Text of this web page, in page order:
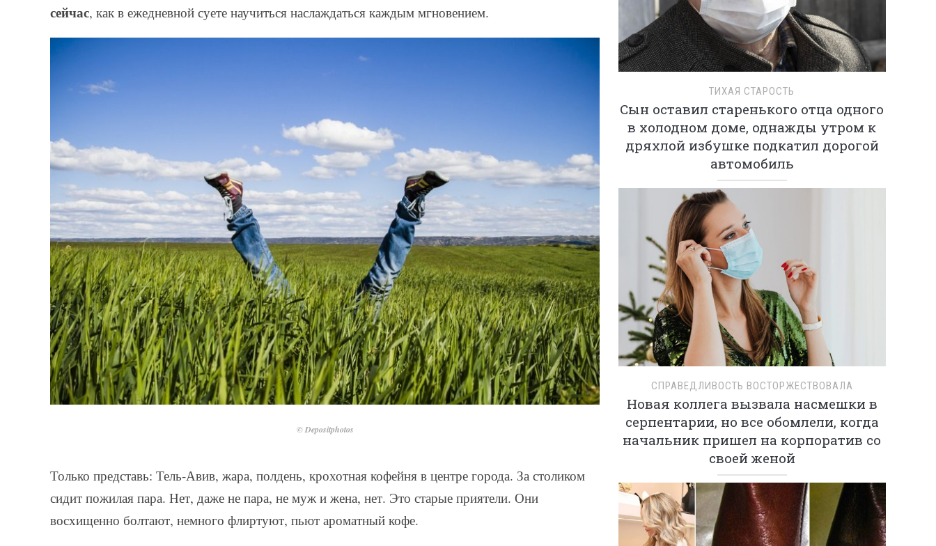
сейчас, как в ежедневной суете научиться наслаждаться каждым мгновением.
© Depositphotos
Только представь: Тель-Авив, жара, полдень, крохотная кофейня в центре города. За столиком
сидит пожилая пара. Нет, даже не пара, не муж и жена, нет. Это старые приятели. Они
восхищенно болтают, немного флиртуют, пьют ароматный кофе.
ТИХАЯ СТАРОСТЬ
Сын оставил старенького отца одного
в холодном доме, однажды утром к
дряхлой избушке подкатил дорогой
автомобиль
СПРАВЕДЛИВОСТЬ ВОСТОРЖЕСТВОВАЛА
Новая коллега вызвала насмешки в
серпентарии, но все обомлели, когда
начальник пришел на корпоратив со
своей женой